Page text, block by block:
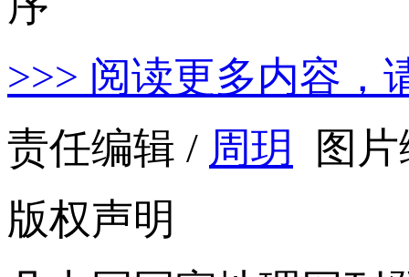
>>> 阅读更多内容，
责任编辑 / 周玥
图
版权声明